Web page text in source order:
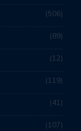
506
89
12
119
41
107